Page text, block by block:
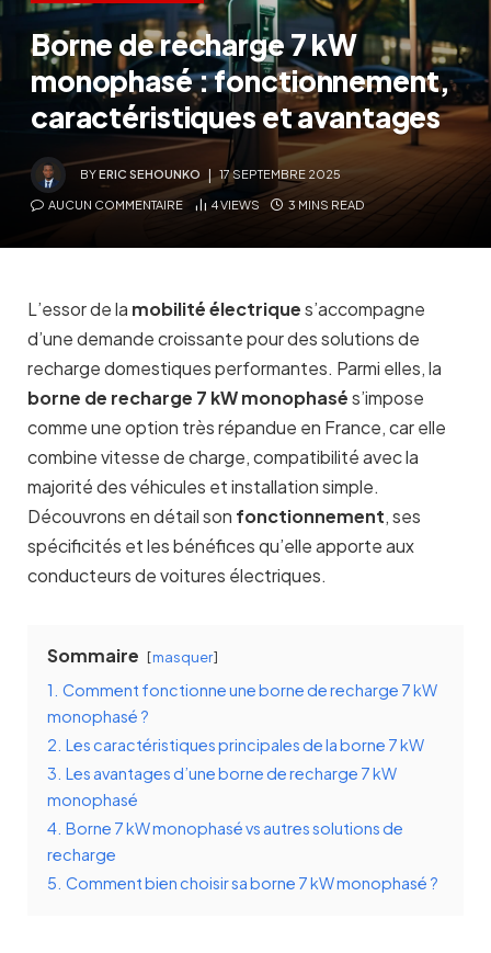
Borne de recharge 7 kW
monophasé : fonctionnement,
caractéristiques et avantages
BYERIC SEHOUNKO 17 SEPTEMBRE 2025
AUCUN COMMENTAIRE 4VIEWS 3 MINS READ
L’essor de la mobilité électriques’accompagne
d’une demande croissante pour des solutions de
recharge domestiques performantes. Parmi elles, la
borne de recharge 7 kW monophasés’impose
comme une option très répandue en France, car elle
combine vitesse de charge, compatibilité avec la
majorité des véhicules et installation simple.
Découvrons en détail son fonctionnement, ses
spécificités et les bénéfices qu’elle apporte aux
conducteurs de voitures électriques.
Sommaire masquer
1. Comment fonctionne une borne de recharge 7 kW
monophasé ?
2. Les caractéristiques principales de la borne 7 kW
3. Les avantages d’une borne de recharge 7 kW
monophasé
4. Borne 7 kW monophasé vs autres solutions de
recharge
5. Comment bien choisir sa borne 7 kW monophasé ?